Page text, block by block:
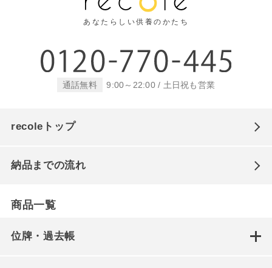
あなたらしい供養のかたち
通話無料 9:00～22:00 / 土日祝も営業
recoleトップ
納品までの流れ
商品一覧
位牌・過去帳